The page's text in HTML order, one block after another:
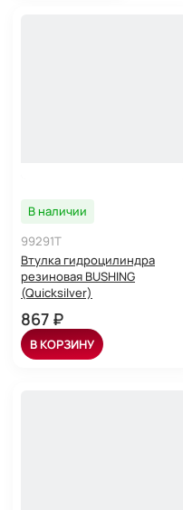
В наличии
99291T
Втулка гидроцилиндра
резиновая BUSHING
(Quicksilver)
867 ₽
В КОРЗИНУ